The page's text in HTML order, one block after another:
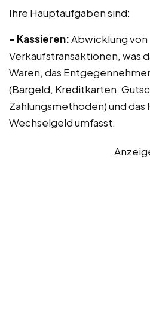
Ihre Hauptaufgaben sind:
– Kassieren:Abwicklung von
Verkaufstransaktionen, was
Waren, das
(Bargeld, Kreditkarten,
Zahlungsmethoden) und das
Wechselgeld umfasst.